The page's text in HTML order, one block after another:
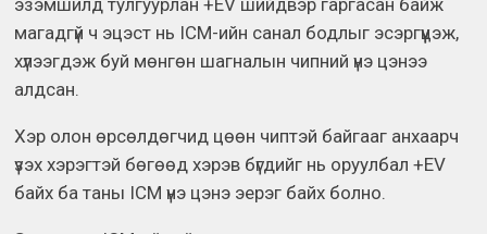
магадгүй ч эцэст нь ICM-ийн санал бодлыг эсэргүүцэж,
хүлээгдэж буй мөнгөн шагналын чипний үнэ цэнээ
алдсан.
Хэр олон өрсөлдөгчид цөөн чиптэй байгааг анхаарч
үзэх хэрэгтэй бөгөөд хэрэв бүгдийг нь оруулбал +EV
байх ба таны ICM үнэ цэнэ эерэг байх болно.